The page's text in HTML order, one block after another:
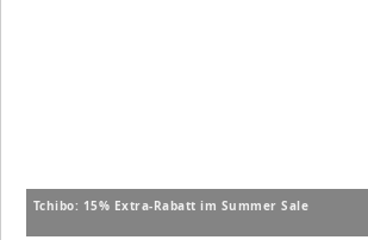
Tchibo: 15% Extra-Rabatt im Summer Sale